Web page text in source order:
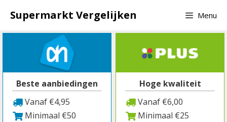
naar
inhoud
Supermarkt Vergelijken Menu
Beste aanbiedingen
Vanaf €4,95
Minimaal €50
Hoge kwaliteit
Vanaf €6,00
Minimaal €25